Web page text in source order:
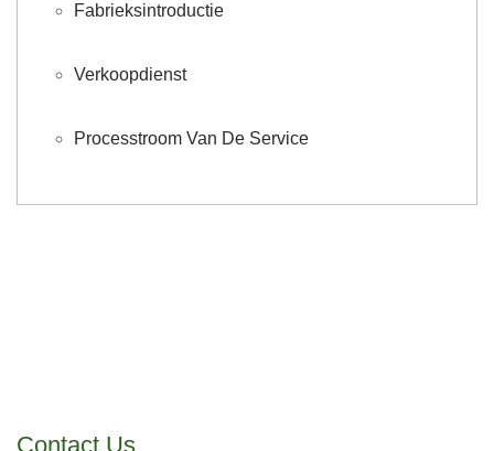
Fabrieksintroductie
Verkoopdienst
Processtroom Van De Service